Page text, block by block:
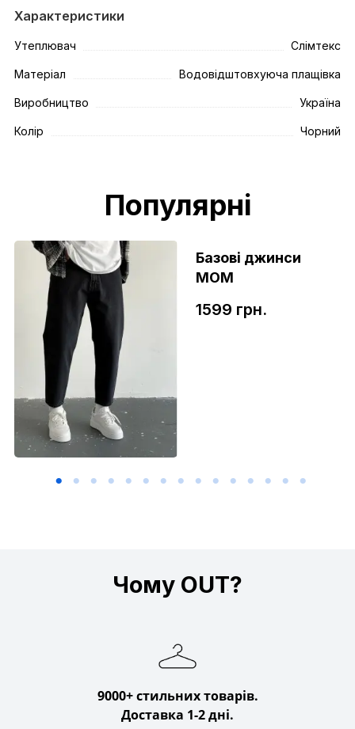
Характеристики
Утеплювач Слімтекс
Матеріал Водовідштовхуюча плащівка
Виробництво Україна
Колір Чорний
Популярні
Базові джинси
МОМ
1599 грн.
Чому OUT?
9000+ стильних товарів.
Доставка 1-2 дні.